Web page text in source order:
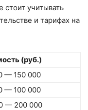
стоит учитывать
и тарифах на
(руб.)
— 150 000
— 100 000
— 200 000